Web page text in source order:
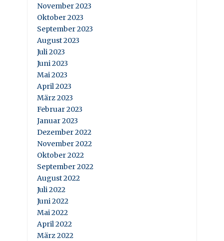
November 2023
Oktober 2023
September 2023
August 2023
Juli 2023
Juni 2023
Mai 2023
April 2023
März 2023
Februar 2023
Januar 2023
Dezember 2022
November 2022
Oktober 2022
September 2022
August 2022
Juli 2022
Juni 2022
Mai 2022
April 2022
März 2022